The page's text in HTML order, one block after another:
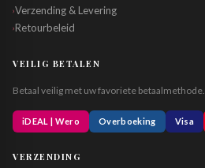
›Verzending & Levering
›Retourbeleid
VEILIG BETALEN
Betaal veilig met uw favoriete betaalmethode.
iDEAL | Wero Overboeking Visa
VERZENDING